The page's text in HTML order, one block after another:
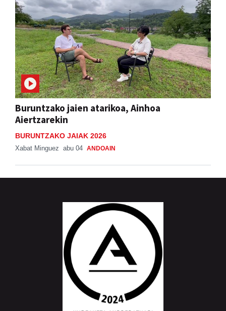
Buruntzako jaien atarikoa, Ainhoa
Aiertzarekin
BURUNTZAKO JAIAK 2026
Xabat Minguez abu 04 ANDOAIN